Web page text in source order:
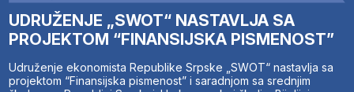
UDRUŽENJE „SWOT“ NASTAVLJA SA
PROJEKTOM “FINANSIJSKA PISMENOST”
Udruženje ekonomista Republike Srpske „SWOT“ nastavlja sa
projektom “Finansijska pismenost” i saradnjom sa srednjim